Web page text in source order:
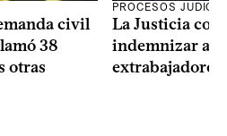
civil
38
otras
PROCESOS
La Justicia
indemnizar a
extrabajadores